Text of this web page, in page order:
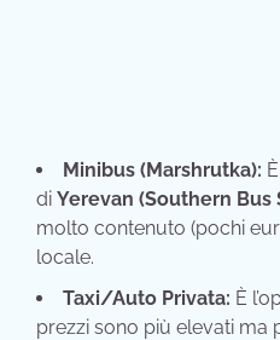
Minibus (Marshrutka):
di Yerevan (Southern Bus
molto contenuto (pochi
locale.
Taxi/Auto Privata: È
prezzi sono più elevati ma